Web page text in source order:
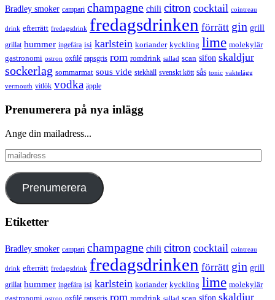
Bradley smoker campari champagne chili citron cocktail cointreau
drink efterrätt fredagsdrink fredagsdrinken förrätt gin grill
grillat hummer ingefära isi karlstein koriander kyckling lime molekylär
gastronomi ostron oxfilé rapsgris rom romdrink sallad scan sifon skaldjur
sockerlag sommarmat sous vide stekhäll svenskt kött sås tonic vaktelägg
vermouth vitlök vodka äpple
Prenumerera på nya inlägg
Ange din mailadress...
mailadress
Prenumerera
Etiketter
Bradley smoker campari champagne chili citron cocktail cointreau
drink efterrätt fredagsdrink fredagsdrinken förrätt gin grill
grillat hummer ingefära isi karlstein koriander kyckling lime molekylär
gastronomi ostron oxfilé rom romdrink sallad scan sifon skaldjur